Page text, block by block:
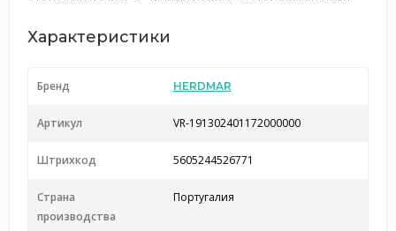
Характеристики
Бренд HERDMAR
Артикул VR-191302401172000000
Штрихкод 5605244526771
Страна
производства
Португалия